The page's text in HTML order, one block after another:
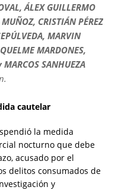
ÁLEX GUILLERMO
CRISTIÁN PÉREZ
MARVIN
MARDONES,
MARCOS SANHUEZA
cautelar
la medida
nocturno que debe
acusado por el
delitos consumados de
y